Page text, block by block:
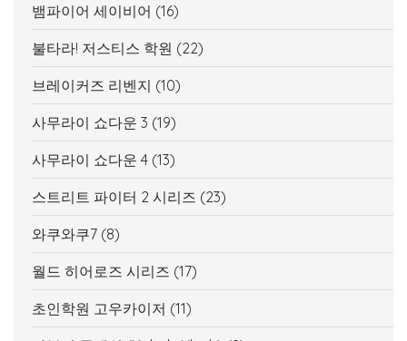
뱀파이어 세이비어 (16)
불타라! 저스티스 학원 (22)
브레이커즈 리벤지 (10)
사무라이 쇼다운 3 (19)
사무라이 쇼다운 4 (13)
스트리트 파이터 2 시리즈 (23)
와쿠와쿠7 (8)
월드 히어로즈 시리즈 (17)
초인학원 고우카이저 (11)